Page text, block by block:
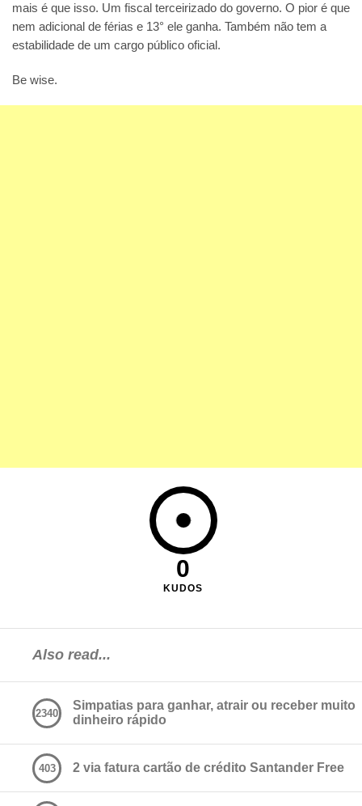
mais é que isso. Um fiscal terceirizado do governo. O pior é que
nem adicional de férias e 13° ele ganha. Também não tem a
estabilidade de um cargo público oficial.
Be wise.
0
KUDOS
Also read...
Simpatias para ganhar, atrair ou receber muito
dinheiro rápido
2340
2 via fatura cartão de crédito Santander Free
403